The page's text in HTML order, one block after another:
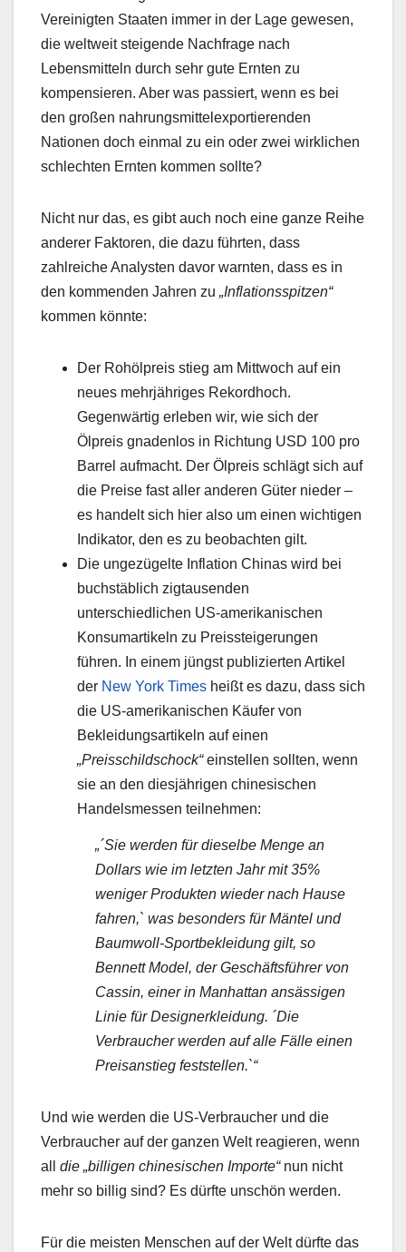
Vereinigten Staaten immer in der Lage gewesen,
die weltweit steigende Nachfrage nach
Lebensmitteln durch sehr gute Ernten zu
kompensieren. Aber was passiert, wenn es bei
den großen nahrungsmittelexportierenden
Nationen doch einmal zu ein oder zwei wirklichen
schlechten Ernten kommen sollte?
Nicht nur das, es gibt auch noch eine ganze Reihe
anderer Faktoren, die dazu führten, dass
zahlreiche Analysten davor warnten, dass es in
den kommenden Jahren zu „Inflationsspitzen“
kommen könnte:
Der Rohölpreis stieg am Mittwoch auf ein
neues mehrjähriges Rekordhoch.
Gegenwärtig erleben wir, wie sich der
Ölpreis gnadenlos in Richtung USD 100 pro
Barrel aufmacht. Der Ölpreis schlägt sich auf
die Preise fast aller anderen Güter nieder –
es handelt sich hier also um einen wichtigen
Indikator, den es zu beobachten gilt.
Die ungezügelte Inflation Chinas wird bei
buchstäblich zigtausenden
unterschiedlichen US-amerikanischen
Konsumartikeln zu Preissteigerungen
führen. In einem jüngst publizierten Artikel
der New York Times heißt es dazu, dass sich
die US-amerikanischen Käufer von
Bekleidungsartikeln auf einen
„Preisschildschock“einstellen sollten, wenn
sie an den diesjährigen chinesischen
Handelsmessen teilnehmen:
„´Sie werden für dieselbe Menge an
Dollars wie im letzten Jahr mit 35%
weniger Produkten wieder nach Hause
fahren,` was besonders für Mäntel und
Baumwoll-Sportbekleidung gilt, so
Bennett Model, der Geschäftsführer von
Cassin, einer in Manhattan ansässigen
Linie für Designerkleidung. ´Die
Verbraucher werden auf alle Fälle einen
Preisanstieg feststellen.`“
Und wie werden die US-Verbraucher und die
Verbraucher auf der ganzen Welt reagieren, wenn
all die „billigen chinesischen Importe“nun nicht
mehr so billig sind? Es dürfte unschön werden.
Für die meisten Menschen auf der Welt dürfte das